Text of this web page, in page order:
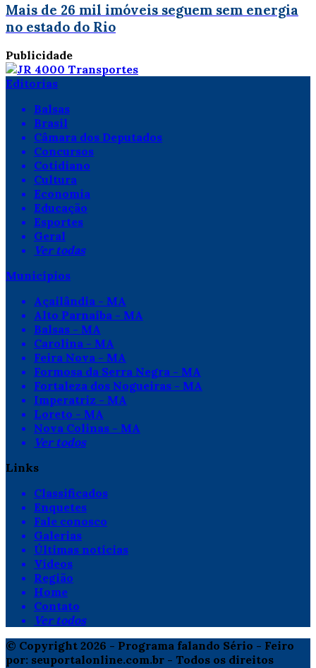
Mais de 26 mil imóveis seguem sem energia
no estado do Rio
Publicidade
Editorias
Balsas
Brasil
Câmara dos Deputados
Concursos
Cotidiano
Cultura
Economia
Educação
Esportes
Geral
Ver todas
Municípios
Açailândia - MA
Alto Parnaíba - MA
Balsas - MA
Carolina - MA
Feira Nova - MA
Formosa da Serra Negra - MA
Fortaleza dos Nogueiras - MA
Imperatriz - MA
Loreto - MA
Nova Colinas - MA
Ver todos
Links
Classificados
Enquetes
Fale conosco
Galerias
Últimas notícias
Vídeos
Região
Home
Contato
Ver todos
© Copyright 2026 - Programa falando Sério - Feiro
por: seuportalonline.com.br - Todos os direitos